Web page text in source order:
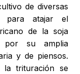
de diversas
para atajar el
de la soja
por su amplia
y de piensos.
la trituración se